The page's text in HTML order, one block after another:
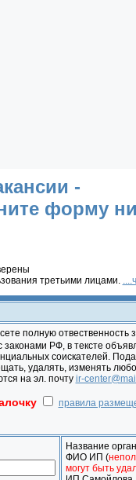
-
форму
третьими лицами.
полную отвественность
законами РФ, в тексте
соискателей.
удалять, изменять
на эл. почту ir-
правила
Название
ФИО ИП (
могут быть